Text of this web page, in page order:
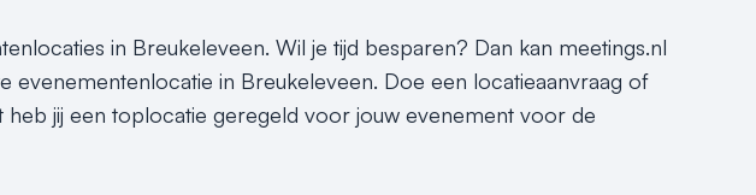
in Breukeleveen. Wil je tijd besparen? Dan kan meetings.nl
evenementenlocatie in Breukeleveen. Doe een locatieaanvraag of
jij een toplocatie geregeld voor jouw evenement voor de